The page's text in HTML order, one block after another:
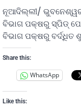
ନୂଆଦିଲ୍ଲୀ/
ବିଭାଗ ପକ୍ଷରୁ ସ୍ପିଡ୍
ବିଭାଗ ପକ୍ଷରୁ ବର୍ଦ୍ଧିତ
Share this:
WhatsApp
Like this: